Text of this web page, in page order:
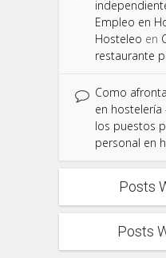
Empleo en
Hosteleo en
restaurante
Como
en
los puestos
personal en
Posts
Posts